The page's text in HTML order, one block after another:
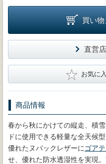
買い
直営
★ お気に
商品情報
春から秋にかけての縦走、積
ドに使用できる軽量な全天候
優れたヌバックレザーに ゴア
せ、優れた防水透湿性を実現